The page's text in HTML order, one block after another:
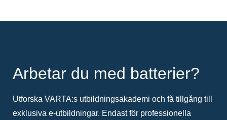
Arbetar du med batterier?
Utforska VARTA:s utbildningsakademi och få tillgång till
exklusiva e-utbildningar. Endast för professionella